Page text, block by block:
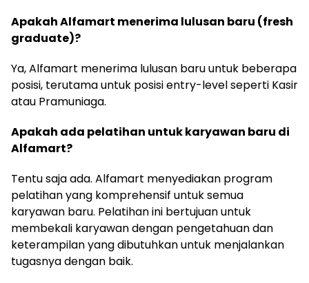
Apakah Alfamart menerima lulusan baru (fresh
graduate)?
Ya, Alfamart menerima lulusan baru untuk beberapa
posisi, terutama untuk posisi entry-level seperti Kasir
atau Pramuniaga.
Apakah ada pelatihan untuk karyawan baru di
Alfamart?
Tentu saja ada. Alfamart menyediakan program
pelatihan yang komprehensif untuk semua
karyawan baru. Pelatihan ini bertujuan untuk
membekali karyawan dengan pengetahuan dan
keterampilan yang dibutuhkan untuk menjalankan
tugasnya dengan baik.